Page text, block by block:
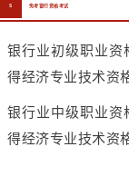
5 免考银行资格考试
银行业初级职业资
得经济专业技术资
银行业中级职业资
得经济专业技术资